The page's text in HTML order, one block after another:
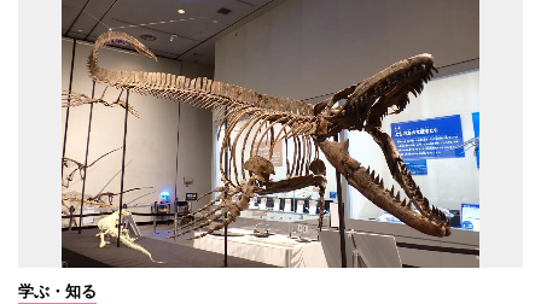
学ぶ・知る